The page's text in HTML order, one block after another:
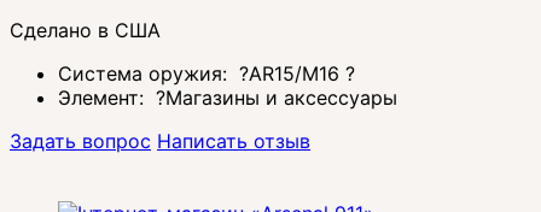
Сделано в США
Система оружия: ?AR15/M16 ?
Элемент: ?Магазины и аксессуары
Задать вопрос Написать отзыв